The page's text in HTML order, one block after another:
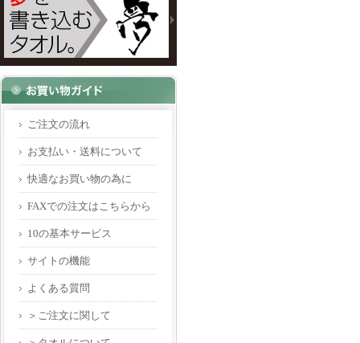
ご注文の流れ
お支払い・送料について
快適なお買い物の為に
FAXでの注文はこちらから
10の基本サービス
サイトの機能
よくある質問
＞ご注文に関して